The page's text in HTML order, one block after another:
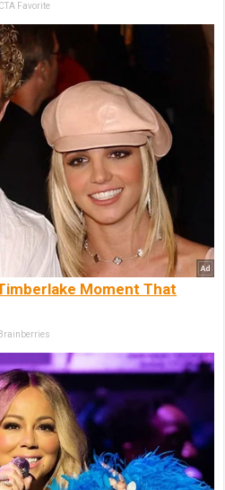
CTA Favorite
Moment That
Brainberries